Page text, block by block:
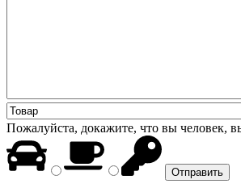
Пожалуйста, докажите, что вы человек,